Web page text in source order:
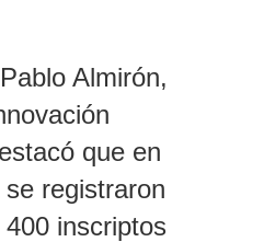
Almirón,
que en
registraron
inscriptos